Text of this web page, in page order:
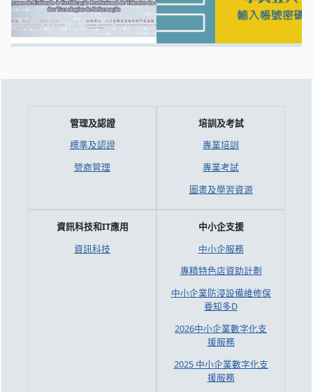
管理及認證
標準及認證
營商管理
培訓及考試
專業培訓
專業考試
圖書及學習資源
資訊科技和IT應用
資訊科技
中小企支援
中小企服務
專精特色店資助計劃
中小企業防浸設備維修保
養知多D
2026中小企業數字化支
援服務
2025 中小企業數字化支
援服務